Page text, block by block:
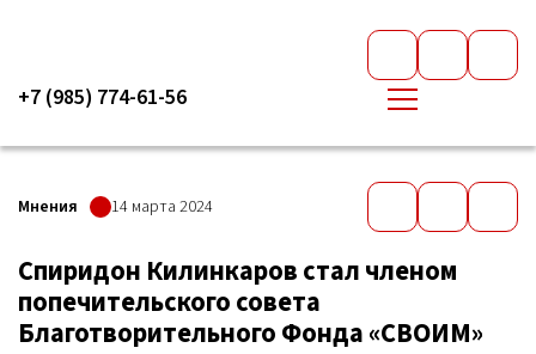
+7 (985) 774-61-56
Мнения 14 марта 2024
Спиридон Килинкаров стал членом
попечительского совета
Благотворительного Фонда «СВОИМ»